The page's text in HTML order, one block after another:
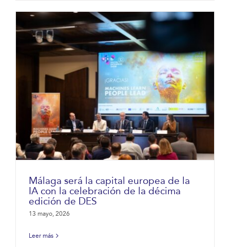
Málaga será la capital europea de la
IA con la celebración de la décima
edición de DES
13 mayo, 2026
Leer más